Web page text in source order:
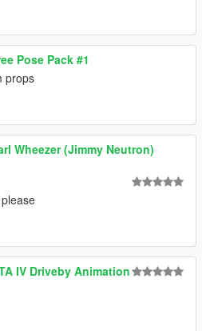
Pose Pack #1
props
Wheezer (Jimmy Neutron)
IV Driveby Animation